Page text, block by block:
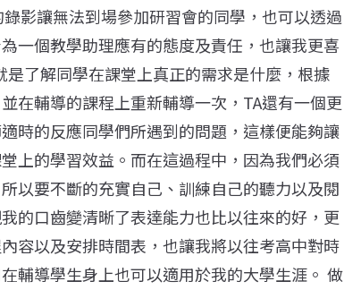
影讓無法到場參加研習會的同學，也可以透過
一個教學助理應有的態度及責任，也讓我更喜
了解同學在課堂上真正的需求是什麼，根據
在輔導的課程上重新輔導一次，TA還有一個更
時的反應同學們所遇到的問題，這樣便能夠讓
上的學習效益。而在這過程中，因為我們必須
以要不斷的充實自己、訓練自己的聽力以及閱
的口齒變清晰了表達能力也比以往來的好，更
容以及安排時間表，也讓我將以往考高中對時
輔導學生身上也可以適用於我的大學生涯。 做